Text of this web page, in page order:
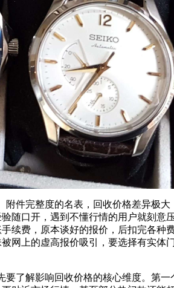
件完整度的名表，回收价格差异极大
随口开，遇到不懂行情的用户就刻意
续费，原本谈好的报价，后扣完各种
网上的虚高报价吸引，要选择有实体
了解影响回收价格的核心维度。第一